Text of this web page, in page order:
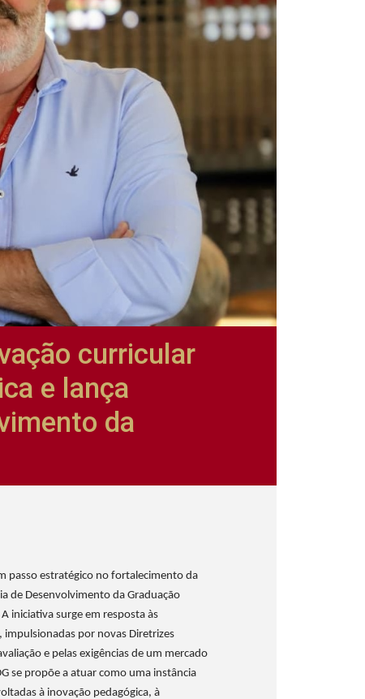
curricular
e lança
da
passo estratégico no fortalecimento da
de Desenvolvimento da Graduação
iniciativa surge em resposta às
por novas Diretrizes
e pelas exigências de um mercado
se propõe a atuar como uma instância
à inovação pedagógica, à